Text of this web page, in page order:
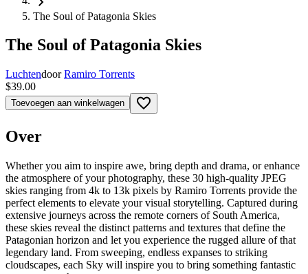
The Soul of Patagonia Skies
The Soul of Patagonia Skies
Luchtendoor Ramiro Torrents
$39.00
Toevoegen aan winkelwagen favorite_border
Over
Whether you aim to inspire awe, bring depth and drama, or enhance
the atmosphere of your photography, these 30 high-quality JPEG
skies ranging from 4k to 13k pixels by Ramiro Torrents provide the
perfect elements to elevate your visual storytelling. Captured during
extensive journeys across the remote corners of South America,
these skies reveal the distinct patterns and textures that define the
Patagonian horizon and let you experience the rugged allure of that
legendary land. From sweeping, endless expanses to striking
cloudscapes, each Sky will inspire you to bring something fantastic